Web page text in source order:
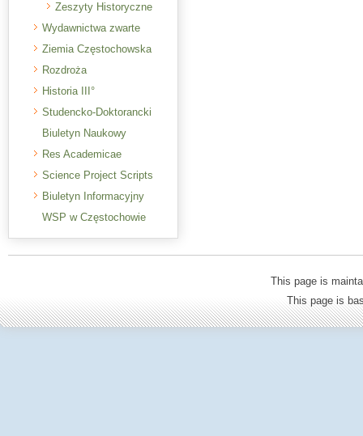
Zeszyty Historyczne
Wydawnictwa zwarte
Ziemia Częstochowska
Rozdroża
Historia III°
Studencko-Doktorancki
Biuletyn Naukowy
Res Academicae
Science Project Scripts
Biuletyn Informacyjny
WSP w Częstochowie
This page is
This page is